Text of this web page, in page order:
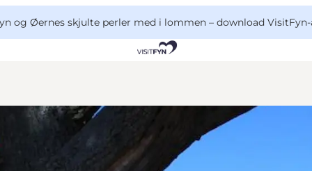
og Øernes skjulte perler med i lommen – download